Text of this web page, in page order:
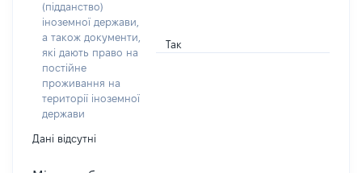
(підданство)
іноземної держави,
а також документи,
які дають право на
постійне
проживання на
території іноземної
держави
Так
Дані відсутні